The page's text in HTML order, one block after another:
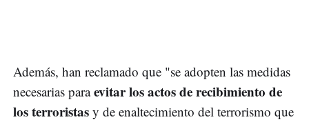
Además, han reclamado que "se adopten las medidas
necesarias paraevitar los actos de recibimiento de
los terroristas y de enaltecimiento del terrorismo que